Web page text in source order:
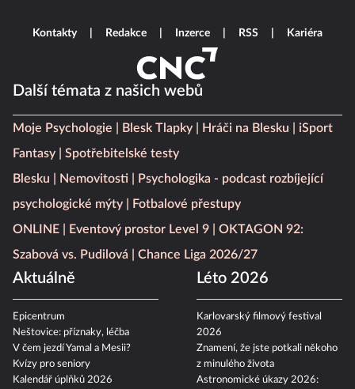
Další témata z našich webů
Moje Psychologie Blesk Tlapky Hráči na Blesku
iSport
Fantasy
Spotřebitelské testy
Blesku
Nemovitosti
Psychologika - podcast rozbíjející
psychologické mýty
Fotbalové přestupy
ONLINE
Eventový prostor Level 9
OKTAGON 92:
Szabová vs. Pudilová
Chance Liga 2026/27
Aktuálně
Epicentrum
Neštovice: příznaky, léčba
V čem jezdí Yamal a Mesii?
Kvízy pro seniory
Kalendář úplňků 2026
Léto 2026
Karlovarský filmový festival
2026
Znamení, že jste potkali někoho
z minulého života
Astronomické úkazy 2026:
Kontakty Redakce Inzerce RSS Kariéra